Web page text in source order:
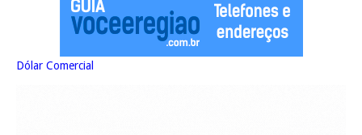
Dólar Comercial